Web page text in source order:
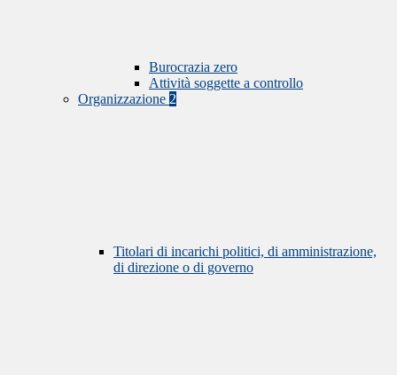
Burocrazia zero
Attività soggette a controllo
Organizzazione 2
Titolari di incarichi politici, di amministrazione,
di direzione o di governo